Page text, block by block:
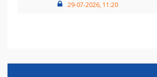
29-07-2026, 11:20